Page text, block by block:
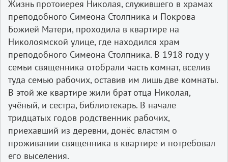
Жизнь протоиерея Николая, служившего в храмах
преподобного Симеона Столпника и Покрова
Божией Матери, проходила в квартире на
Николоямской улице, где находился храм
преподобного Симеона Столпника. В 1918 году у
семьи священника отобрали часть комнат, вселив
туда семью рабочих, оставив им лишь две комнаты.
В этой же квартире жили брат отца Николая,
учёный, и сестра, библиотекарь. В начале
тридцатых годов родственник рабочих,
приехавший из деревни, донёс властям о
проживании священника в квартире и потребовал
его выселения.